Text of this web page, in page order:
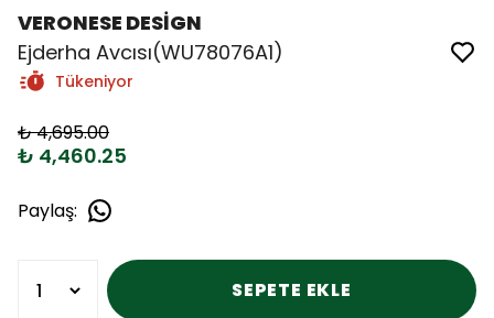
VERONESE DESİGN
Ejderha Avcısı(WU78076A1)
Tükeniyor
₺ 4,695.00
₺ 4,460.25
Paylaş:
SEPETE EKLE